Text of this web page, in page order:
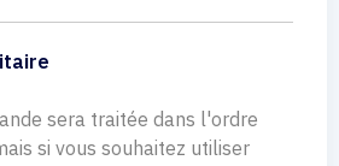
sera traitée dans l'ordre
si vous souhaitez utiliser